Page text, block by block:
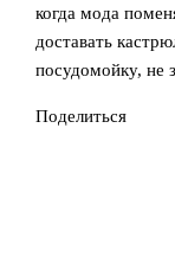
когда мода
доставать
посудомойку, не
Поделиться